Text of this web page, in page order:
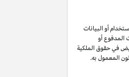
أو البيانات
المدفوع أو
في حقوق الملكية
المعمول به.